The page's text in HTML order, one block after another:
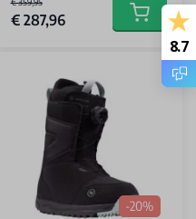
€ 287,96 Add to
-20%
8.7